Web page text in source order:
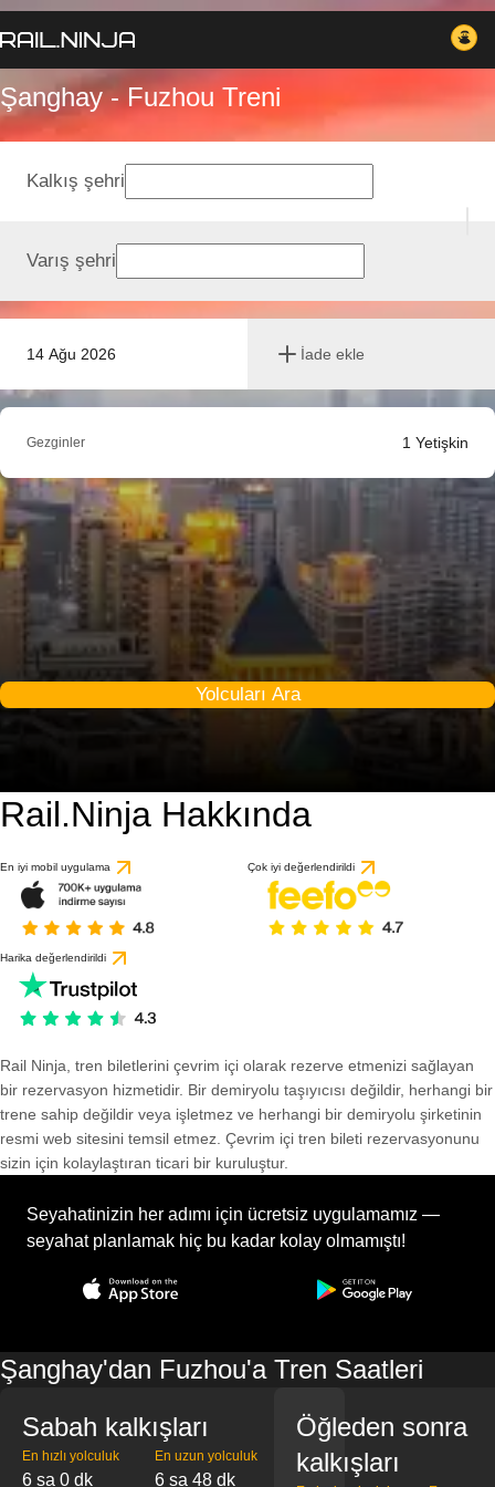
Şanghay - Fuzhou Treni
14 Ağu 2026 İade ekle
Kalkış şehri
Varış şehri
Gezginler 1 Yetişkin
Yolcuları Ara
Rail.Ninja Hakkında
En iyi mobil uygulama Çok iyi değerlendirildi
Harika değerlendirildi
Rail Ninja, tren biletlerini çevrim içi olarak rezerve etmenizi sağlayan
bir rezervasyon hizmetidir. Bir demiryolu taşıyıcısı değildir, herhangi bir
trene sahip değildir veya işletmez ve herhangi bir demiryolu şirketinin
resmi web sitesini temsil etmez. Çevrim içi tren bileti rezervasyonunu
sizin için kolaylaştıran ticari bir kuruluştur.
Seyahatinizin her adımı için ücretsiz uygulamamız —
seyahat planlamak hiç bu kadar kolay olmamıştı!
Şanghay'dan Fuzhou'a Tren Saatleri
Sabah kalkışları
En hızlı yolculuk
6 sa 0 dk
En uzun yolculuk
6 sa 48 dk
Öğleden sonra
kalkışları
1 değerlendirmeye